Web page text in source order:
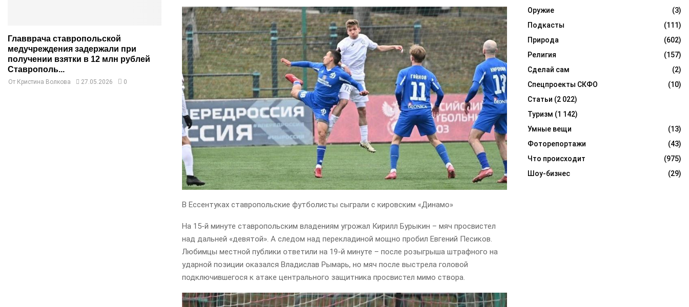
В Ессентуках ставропольские футболисты сыграли с кировским «Динамо»
На 15-й минуте ставропольским владениям угрожал Кирилл Бурыкин – мяч просвистел
над дальней «девятой». А следом над перекладиной мощно пробил Евгений Песиков.
Любимцы местной публики ответили на 19-й минуте – после розыгрыша штрафного на
ударной позиции оказался Владислав Рымарь, но мяч после выстрела головой
подключившегося к атаке центрального защитника просвистел мимо створа.
Главврача ставропольской
медучреждения задержали при
получении взятки в 12 млн рублей
Ставрополь...
От Кристина Волкова 27.05.2026 0
Оружие
(3)
Подкасты
(111)
Природа
(602)
Религия
(157)
Сделай сам
(2)
Спецпроекты СКФО
(10)
Статьи (2 022)
Туризм (1 142)
Умные вещи
(13)
Фоторепортажи
(43)
Что происходит
(975)
Шоу-бизнес
(29)